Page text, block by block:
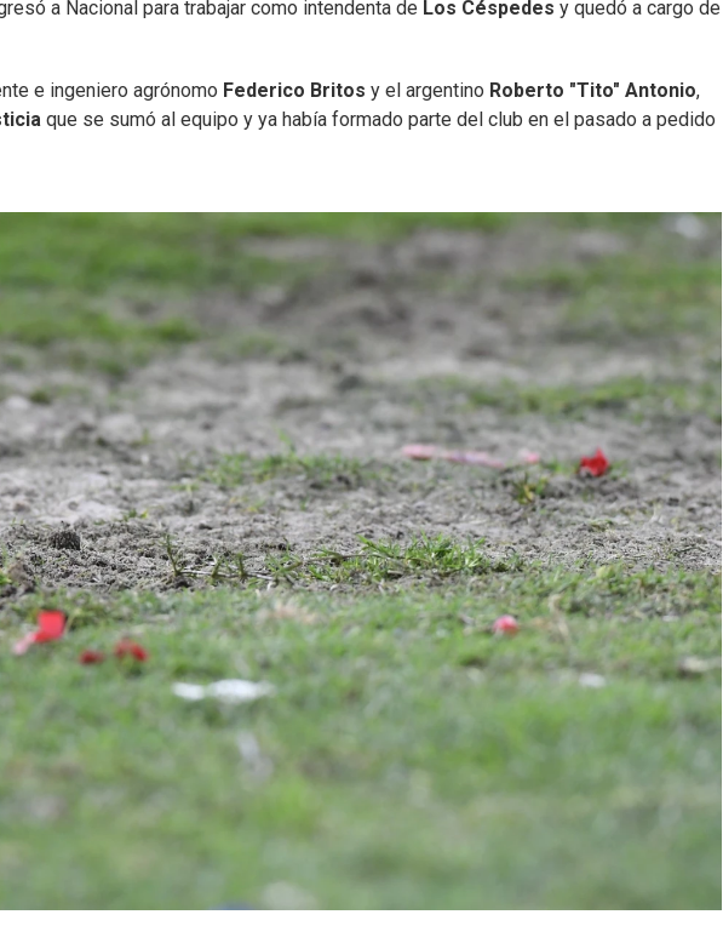
a Nacional para trabajar como intendenta de Los Céspedes y quedó a cargo de
e ingeniero agrónomo Federico Britos y el argentino Roberto "Tito" Antonio,
que se sumó al equipo y ya había formado parte del club en el pasado a pedido